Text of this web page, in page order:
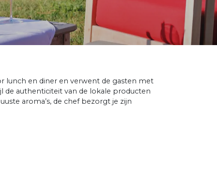
lunch en diner en verwent de gasten met
de authenticiteit van de lokale producten
aroma’s, de chef bezorgt je zijn